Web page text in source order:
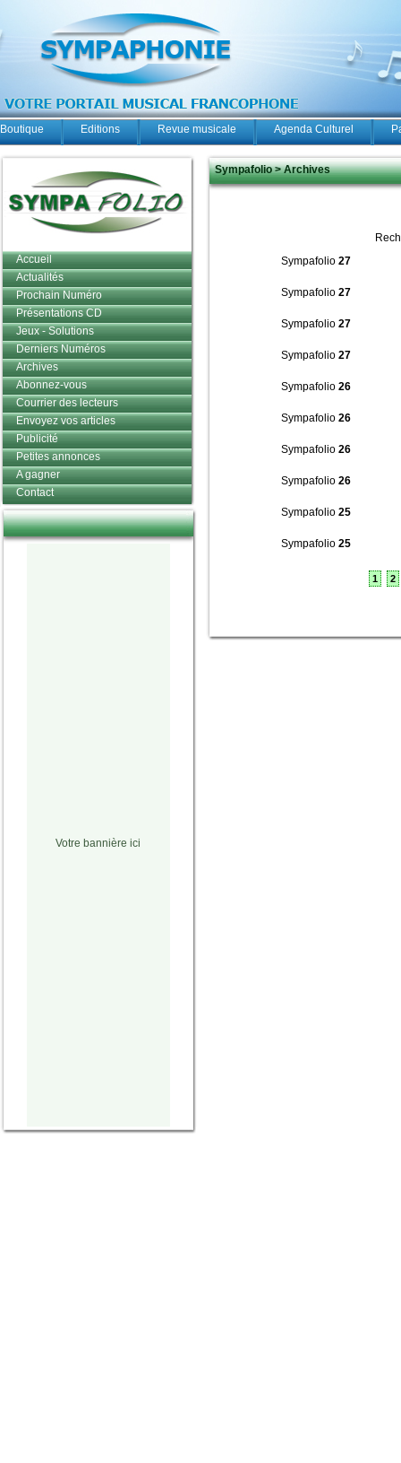
Boutique Editions Revue musicale Agenda Culturel
Accueil
Actualités
Prochain Numéro
Présentations CD
Jeux - Solutions
Derniers Numéros
Archives
Abonnez-vous
Courrier des lecteurs
Envoyez vos articles
Publicité
Petites annonces
A gagner
Contact
Votre bannière ici
Sympafolio > Archives
Sympafolio 27
Sympafolio 27
Sympafolio 27
Sympafolio 27
Sympafolio 26
Sympafolio 26
Sympafolio 26
Sympafolio 26
Sympafolio 25
Sympafolio 25
1 2